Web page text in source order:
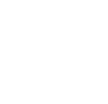
上がり寸法・色